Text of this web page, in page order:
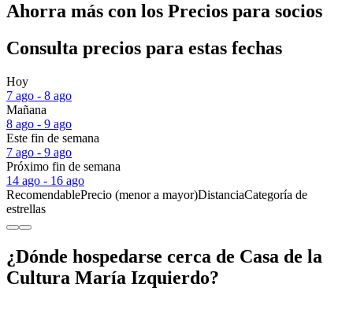
Ahorra más con los Precios para socios
Consulta precios para estas fechas
Hoy
7 ago - 8 ago
Mañana
8 ago - 9 ago
Este fin de semana
7 ago - 9 ago
Próximo fin de semana
14 ago - 16 ago
RecomendablePrecio (menor a mayor)DistanciaCategoría de
estrellas
¿Dónde hospedarse cerca de Casa de la
Cultura María Izquierdo?